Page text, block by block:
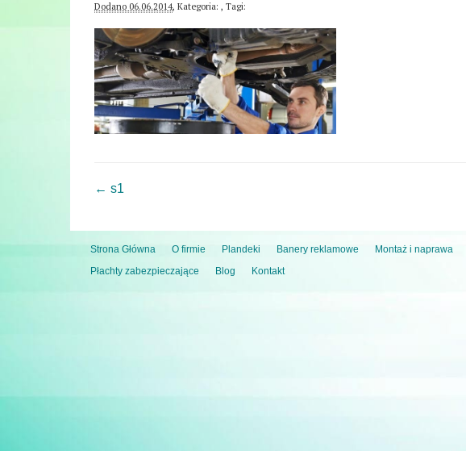
Dodano 06.06.2014, Kategoria: , Tagi:
← s1
Strona Główna O firmie Plandeki Banery reklamowe Montaż i naprawa
Płachty zabezpieczające
Blog Kontakt